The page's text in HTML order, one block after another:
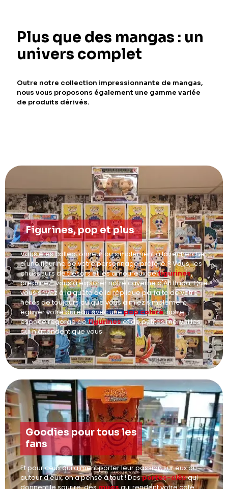
Plus que des mangas : un
univers complet
Outre notre collection impressionnante de mangas,
nous vous proposons également une gamme variée
de produits dérivés.
Figurines, pop et plus
Vous êtes collectionneur ou simplement à la recherche
d'une figurine de votre personnage préféré ? Vous, les
chasseurs de trésors et les amoureux defigurines,
préparez-vous à explorer notre caverne d'Ali Baba. Que
vous soyez à la quête de la réplique parfaite de votre
héros de toujours ou que vous aimiez simplement
égayer votre bureau avec unepop coloré, notre
espace regorge defigurineset de petites merveilles
qui n'attendent que vous.
Goodies pour tous les
fans
Et pour ceux qui aiment porter leur passion sur eux ou
autour d'eux, on a pensé à tout ! Desportes-clésqui